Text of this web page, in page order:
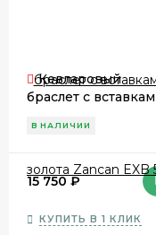
Кевларовый
браслет с
519 NE
В НАЛИЧИИ
15 750₽
КУПИТЬ В 1 КЛИК